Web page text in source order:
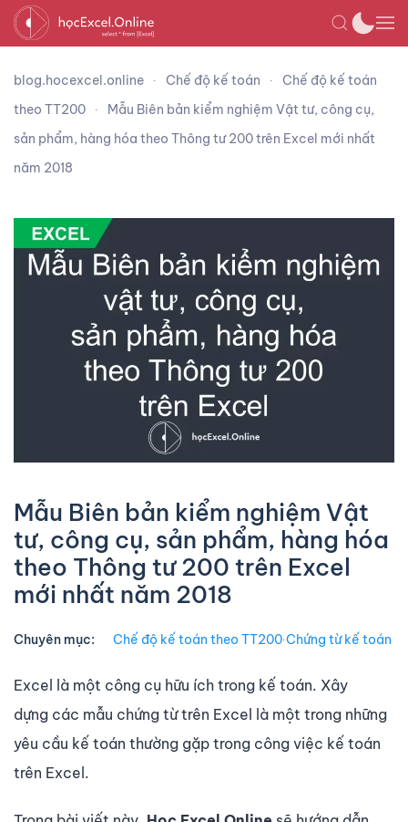
blog.hocexcel.online Chế độ kế toán
Chế độ kế toán
theo TT200
Mẫu Biên bản kiểm nghiệm Vật tư, công cụ,
sản phẩm, hàng hóa theo Thông tư 200 trên Excel mới nhất
năm 2018
Mẫu Biên bản kiểm nghiệm Vật
tư, công cụ, sản phẩm, hàng hóa
theo Thông tư 200 trên Excel
mới nhất năm 2018
Chuyên mục: Chế độ kế toán theo TT200∙Chứng từ kế toán
Excel là một công cụ hữu ích trong kế toán. Xây
dựng các mẫu chứng từ trên Excel là một trong những
yêu cầu kế toán thường gặp trong công việc kế toán
trên Excel.